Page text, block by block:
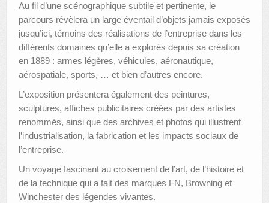
Au fil d’une scénographique subtile et pertinente, le
parcours révèlera un large éventail d’objets jamais exposés
jusqu’ici, témoins des réalisations de l’entreprise dans les
différents domaines qu’elle a explorés depuis sa création
en 1889 : armes légères, véhicules, aéronautique,
aérospatiale, sports, … et bien d’autres encore.
L’exposition présentera également des peintures,
sculptures, affiches publicitaires créées par des artistes
renommés, ainsi que des archives et photos qui illustrent
l’industrialisation, la fabrication et les impacts sociaux de
l’entreprise.
Un voyage fascinant au croisement de l’art, de l’histoire et
de la technique qui a fait des marques FN, Browning et
Winchester des légendes vivantes.